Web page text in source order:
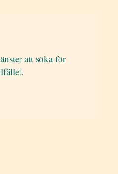
att söka för